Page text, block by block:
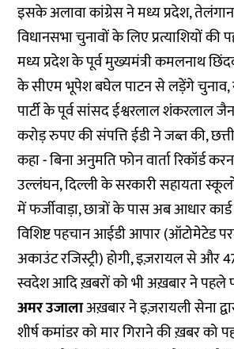
इसके अलावा कांग्रेस ने मध्य प्रदेश,
विधानसभा चुनावों के लिए प्रत्याशियों की
मध्य प्रदेश के पूर्व मुख्यमंत्री कमलनाथ
के सीएम भूपेश बघेल पाटन से लड़ेंगे चुनाव,
पार्टी के पूर्व सांसद ईश्वरलाल शंकरलाल
करोड़ रुपए की संपत्ति ईडी ने जब्त की,
कहा - बिना अनुमति फोन वार्ता रिकॉर्ड
उल्लंघन, दिल्ली के सरकारी सहायता
में फर्जीवाड़ा, छात्रों के पास अब आधार
विशिष्ट पहचान आईडी आपार (ऑटोमेटेड
अकाउंट रजिस्ट्री) होगी, इज़रायल से और
स्वदेश आदि ख़बरों को भी अख़बार ने पहले
अमर उजालाअख़बार ने इज़रायली सेना
शीर्ष कमांडर को मार गिराने की ख़बर को